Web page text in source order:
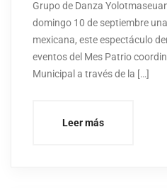
Grupo de Danza
domingo 10 de septiembre
mexicana, este espectáculo
eventos del Mes Patrio
Municipal a través de la […]
Leer más